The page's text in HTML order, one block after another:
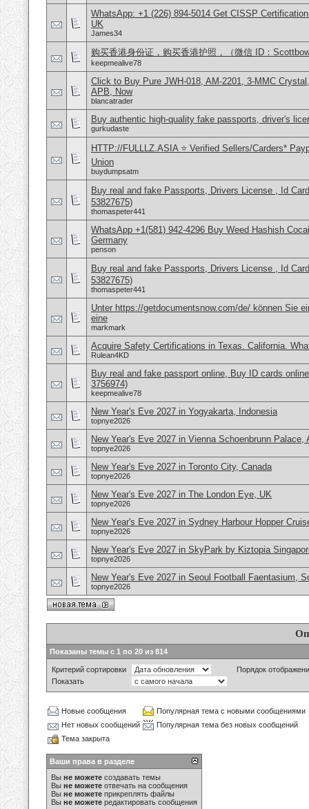
WhatsApp: +1 (226) 894-5014​ Get CISSP
UK
James34
购买香港身份证，购买香港护照，（微信 ID：
keepmealive78
Click to Buy Pure JWH-018, AM-2201, 3-MMC
APB, Now
blancatrader
Buy authentic high-quality fake passports, driver's
gurkudaste
HTTP://FULLLZ.ASIA ⭐️ Verified Sellers/Carders*
Union
buydumpsatm
Buy real and fake Passports, Drivers License , Id
53827675)
thomaspeter441
WhatsApp +1(581) 942-4296 Buy Weed Hashish
Germany
penson
Buy real and fake Passports, Drivers License , Id
53827675)
thomaspeter441
Unter https://getdocumentsnow.com/de/ können Sie
eine
markmark
Acquire Safety Certifications in Texas. California.
Rulean4KD
Buy real and fake passport online, Buy ID cards
3756974)
keepmealive78
New Year's Eve 2027 in Yogyakarta, Indonesia
topnye2026
New Year's Eve 2027 in Vienna Schoenbrunn Palace,
topnye2026
New Year's Eve 2027 in Toronto City, Canada
topnye2026
New Year's Eve 2027 in The London Eye, UK
topnye2026
New Year's Eve 2027 in Sydney Harbour Hopper
topnye2026
New Year's Eve 2027 in SkyPark by Kiztopia
topnye2026
New Year's Eve 2027 in Seoul Football Faentasium,
topnye2026
Показаны темы с 1 по 20 из 814
Критерий сортировки
Порядок
Показать
Новые сообщения
Популярная тема с новыми сообщениями
Нет новых сообщений
Популярная тема без новых сообщений
Тема закрыта
Ваши права в разделе
Вы не можете создавать темы
Вы не можете отвечать на сообщения
Вы не можете прикреплять файлы
Вы не можете редактировать сообщения